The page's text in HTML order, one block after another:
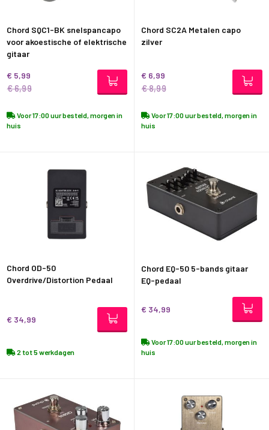
Chord SQC1-BK snelspancapo
voor akoestische of elektrische
gitaar
€ 5,99
€ 6,99
Voor 17:00 uur besteld, morgen in
huis
Chord SC2A Metalen capo
zilver
€ 6,99
€ 8,99
Voor 17:00 uur besteld, morgen in
huis
Chord OD-50
Overdrive/Distortion Pedaal
€ 34,99
2 tot 5 werkdagen
Chord EQ-50 5-bands gitaar
EQ-pedaal
€ 34,99
Voor 17:00 uur besteld, morgen in
huis